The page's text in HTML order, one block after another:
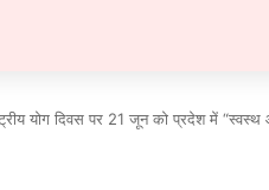
योग दिवस पर 21 जून को प्रदेश में